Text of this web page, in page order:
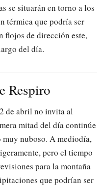
se situarán en torno a los
térmica que podría ser
flojos de dirección este,
del día.
Respiro
de abril no invita al
mitad del día continúe
nuboso. A mediodía,
pero el tiempo
para la montaña
que podrían ser